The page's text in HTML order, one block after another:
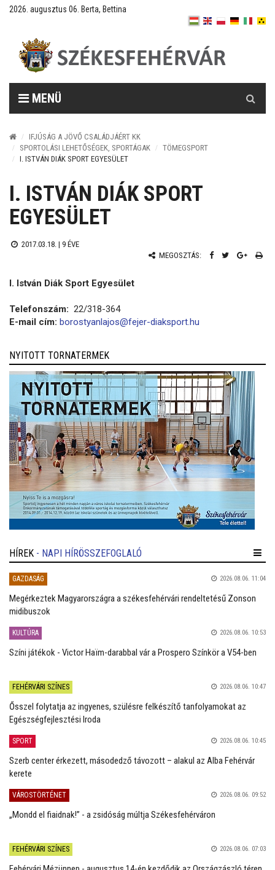
2026. augusztus 06. Berta, Bettina
MENÜ
IFJÚSÁG A JÖVŐ CSALÁDJÁÉRT KK
SPORTOLÁSI LEHETŐSÉGEK, SPORTÁGAK
TÖMEGSPORT
I. ISTVÁN DIÁK SPORT EGYESÜLET
I. ISTVÁN DIÁK SPORT
EGYESÜLET
2017.03.18. | 9 ÉVE
MEGOSZTÁS:
I. István Diák Sport Egyesület
Telefonszám: 22/318-364
E-mail cím: borostyanlajos@fejer-diaksport.hu
NYITOTT TORNATERMEK
HÍREK - NAPI HÍRÖSSZEFOGLALÓ
GAZDASÁG 2026.08.06. 11:04
Megérkeztek Magyarországra a székesfehérvári rendeltetésű Zonson
midibuszok
KULTÚRA 2026.08.06. 10:53
Színi játékok - Victor Haïm-darabbal vár a Prospero Színkör a V54-ben
FEHÉRVÁRI SZÍNES 2026.08.06. 10:47
Ősszel folytatja az ingyenes, szülésre felkészítő tanfolyamokat az
Egészségfejlesztési Iroda
SPORT 2026.08.06. 10:45
Szerb center érkezett, másodedző távozott – alakul az Alba Fehérvár
kerete
VÁROSTÖRTÉNET 2026.08.06. 09:52
„Mondd el fiaidnak!” - a zsidóság múltja Székesfehérváron
FEHÉRVÁRI SZÍNES 2026.08.06. 07:03